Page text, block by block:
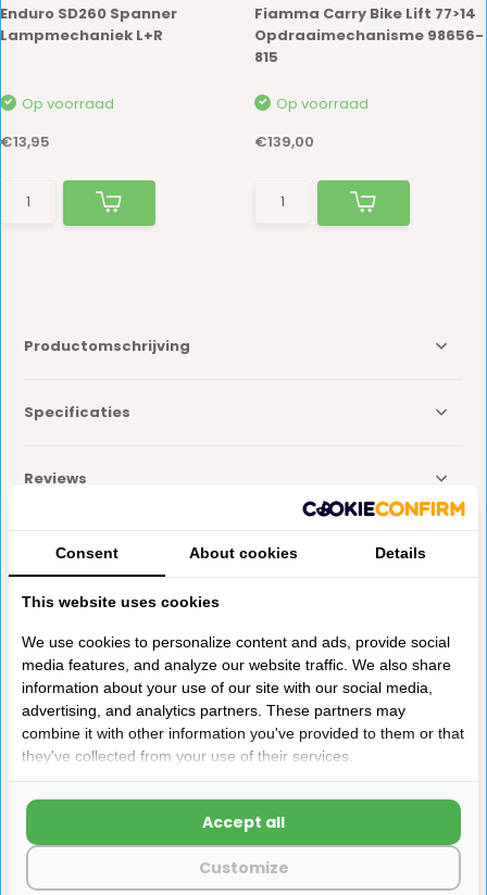
Enduro SD260 Spanner
Lampmechaniek L+R
Op voorraad
€13,95
Fiamma Carry Bike Lift 77>14
Opdraaimechanisme 98656-
815
Op voorraad
€139,00
Productomschrijving
Specificaties
Reviews
Delen
Anderen kochten ook
Fiamma Eindkap Lead Rail
400-490 018
Dometic LED Tube 12V 1,3W
Zilver
Consent About cookies Details
This website uses cookies
We use cookies to personalize content and ads, provide social
media features, and analyze our website traffic. We also share
information about your use of our site with our social media,
advertising, and analytics partners. These partners may
combine it with other information you've provided to them or that
they've collected from your use of their services.
Customize
Accept all